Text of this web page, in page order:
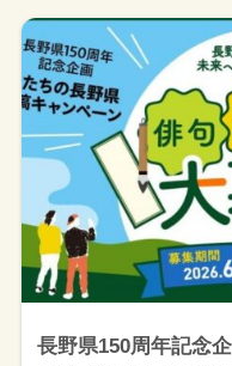
長野県150周年記念